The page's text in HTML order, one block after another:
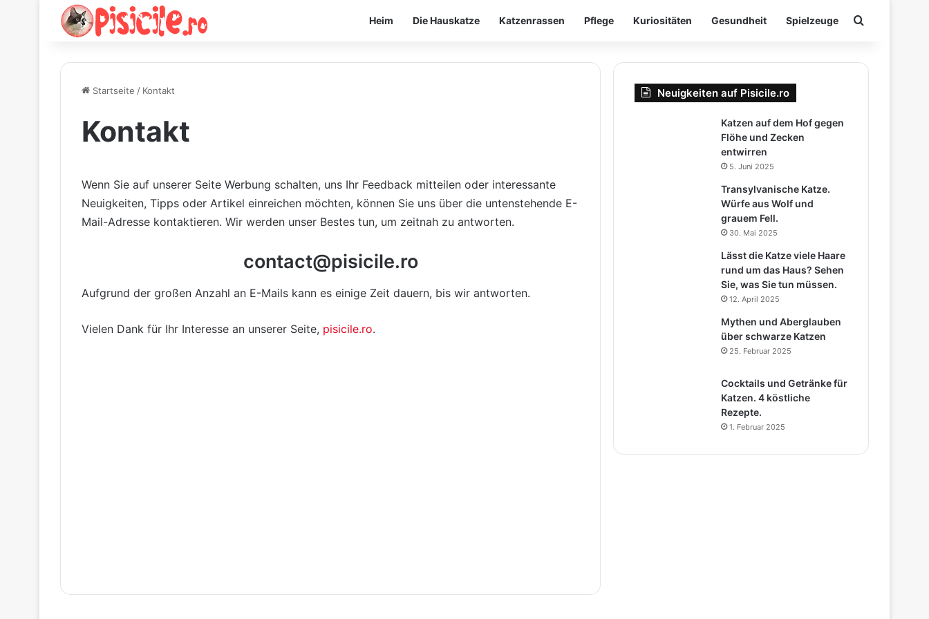
Heim Die Hauskatze Katzenrassen Pflege Kuriositäten Gesundheit Spielzeuge Suchen nach
Startseite / Kontakt
Kontakt
Wenn Sie auf unserer Seite Werbung schalten, uns Ihr Feedback mitteilen oder interessante
Neuigkeiten, Tipps oder Artikel einreichen möchten, können Sie uns über die untenstehende E-
Mail-Adresse kontaktieren. Wir werden unser Bestes tun, um zeitnah zu antworten.
contact@pisicile.ro
Aufgrund der großen Anzahl an E-Mails kann es einige Zeit dauern, bis wir antworten.
Vielen Dank für Ihr Interesse an unserer Seite, pisicile.ro.
Neuigkeiten auf Pisicile.ro
Katzen auf dem Hof ​​gegen
Flöhe und Zecken
entwirren
5. Juni 2025
Transylvanische Katze.
Würfe aus Wolf und
grauem Fell.
30. Mai 2025
Lässt die Katze viele Haare
rund um das Haus? Sehen
Sie, was Sie tun müssen.
12. April 2025
Mythen und Aberglauben
über schwarze Katzen
25. Februar 2025
Cocktails und Getränke für
Katzen. 4 köstliche
Rezepte.
1. Februar 2025